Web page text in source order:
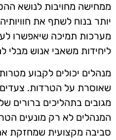
ממחישה מחויבות לנושא
יותר בנוח לשתף את
מערכות תמיכה שיאפשרו
ליחידות משאבי אנוש מבלי
מנהלים יכולים לקבוע
שאוסרת על הטרדות. צעדים
מגובים בתהליכים ברורים
המנהלים לא רק מונעים
סביבה מקצועית שמחזקת